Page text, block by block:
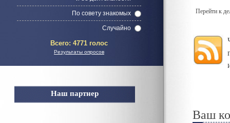
По совету знакомых
Случайно
Всего: 4771 голос
Результаты опросов
Наш партнер
Перейти к
Ваш